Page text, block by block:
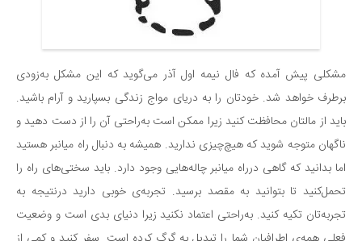
مشکلی پیش آمده که فال نیمه اول آذر می‌گوید که این مشکل به‌زودی
برطرف خواهد شد. خودتان را به دریای مواج زندگی بسپارید و آرام باشید.
باید از مالتان محافظت کنید زیرا ممکن است به‌راحتی آن را از دست دهید و
ناگهان متوجه شوید که هیچ‌چیزی ندارید. همیشه به دنبال راه میانبر هستید
اما بدانید که گاهی درراه میانبر چاله‌هایی وجود دارد. باید سختی‌های راه را
تحمل‌کنید تا بتوانید به مقصد برسید. تجربه‌ی خوبی دارید درنتیجه به
تجربه‌تان تکیه کنید. به‌راحتی اعتماد نکنید زیرا دنیای بدی است و وضعیت